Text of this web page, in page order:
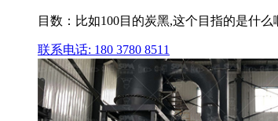
目数：比如100目的炭黑,这个目指的是什
联系电话: 180 3780 8511